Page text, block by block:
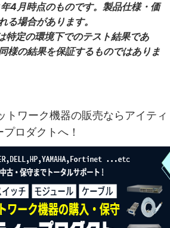
4月時点のものです。製品仕様・価
る場合があります。
特定の環境下でのテスト結果であ
様の結果を保証するものではありま
トワーク機器の販売ならアイティ
プロダクトへ！